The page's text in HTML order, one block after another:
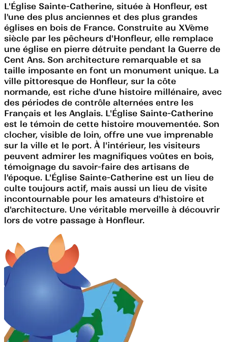
L'Église Sainte-Catherine, située à Honfleur, est
l'une des plus anciennes et des plus grandes
églises en bois de France. Construite au XVème
siècle par les pêcheurs d'Honfleur, elle remplace
une église en pierre détruite pendant la Guerre de
Cent Ans. Son architecture remarquable et sa
taille imposante en font un monument unique. La
ville pittoresque de Honfleur, sur la côte
normande, est riche d'une histoire millénaire, avec
des périodes de contrôle alternées entre les
Français et les Anglais. L'Église Sainte-Catherine
est le témoin de cette histoire mouvementée. Son
clocher, visible de loin, offre une vue imprenable
sur la ville et le port. À l'intérieur, les visiteurs
peuvent admirer les magnifiques voûtes en bois,
témoignage du savoir-faire des artisans de
l'époque. L'Église Sainte-Catherine est un lieu de
culte toujours actif, mais aussi un lieu de visite
incontournable pour les amateurs d'histoire et
d'architecture. Une véritable merveille à découvrir
lors de votre passage à Honfleur.